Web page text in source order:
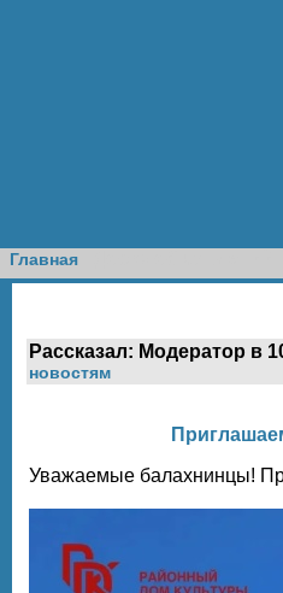
Главная
Рассказал: Модератор в
новостям
Уважаемые балахнинцы!